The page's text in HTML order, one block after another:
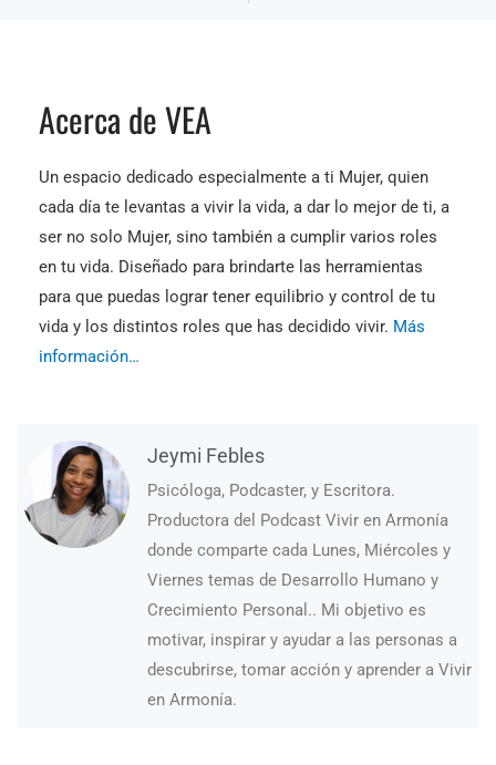
Acerca de VEA
Un espacio dedicado especialmente a ti Mujer, quien
cada día te levantas a vivir la vida, a dar lo mejor de ti, a
ser no solo Mujer, sino también a cumplir varios roles
en tu vida. Diseñado para brindarte las herramientas
para que puedas lograr tener equilibrio y control de tu
vida y los distintos roles que has decidido vivir. Más
información…
Jeymi Febles
Psicóloga, Podcaster, y Escritora.
Productora del Podcast Vivir en Armonía
donde comparte cada Lunes, Miércoles y
Viernes temas de Desarrollo Humano y
Crecimiento Personal.. Mi objetivo es
motivar, inspirar y ayudar a las personas a
descubrirse, tomar acción y aprender a Vivir
en Armonía.